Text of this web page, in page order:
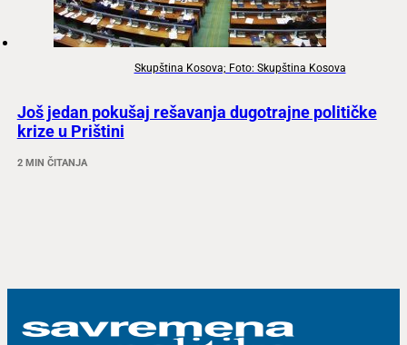
Skupština Kosova; Foto: Skupština Kosova
Još jedan pokušaj rešavanja dugotrajne političke
krize u Prištini
2 MIN ČITANJA